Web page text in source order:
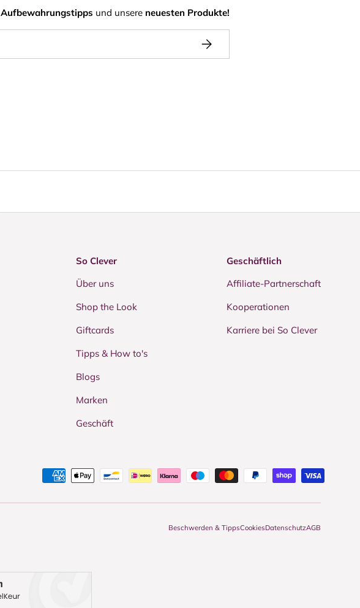
Aufbewahrungstipps und unsere neuesten Produkte!
ABONNIEREN
So Clever
Über uns
Shop the Look
Giftcards
Tipps & How to's
Blogs
Marken
Geschäft
Geschäftlich
Affiliate-Partnerschaft
Kooperationen
Karriere bei So Clever
Beschwerden & TippsCookiesDatenschutzAGB